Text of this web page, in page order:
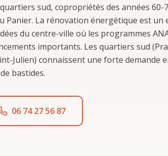
sud, copropriétés des années 60-
Panier. La rénovation énergétique est un
du centre-ville où les programmes
importants. Les quartiers sud
Julien) connaissent une forte demande
bastides.
06 74 27 56 87